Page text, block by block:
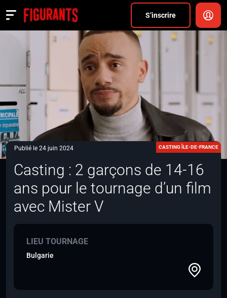
S’inscrire
Actualités
ANNONCER
FAQ
S’inscrire
CONNEXION
Publié le 24 juin 2024 CASTING ÎLE-DE-FRANCE
Casting : 2 garçons de 14-16
ans pour le tournage d’un film
avec Mister V
LIEU TOURNAGE
Bulgarie